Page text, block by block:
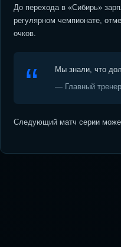
До перехода в «Сибирь»
регулярном чемпионате,
очков.
Мы знали, что
— Главный
Следующий матч серии